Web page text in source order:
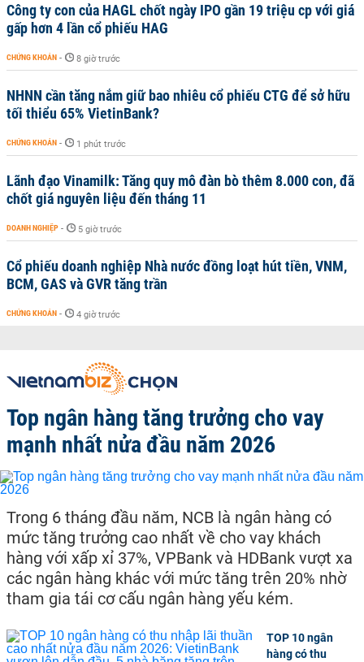
Công ty con của HAGL chốt ngày IPO gần 19 triệu cp với giá
gấp hơn 4 lần cổ phiếu HAG
CHỨNG KHOÁN - 8 giờ trước
NHNN cần tăng nắm giữ bao nhiêu cổ phiếu CTG để sở hữu
tối thiểu 65% VietinBank?
CHỨNG KHOÁN - 1 phút trước
Lãnh đạo Vinamilk: Tăng quy mô đàn bò thêm 8.000 con, đã
chốt giá nguyên liệu đến tháng 11
DOANH NGHIỆP - 5 giờ trước
Cổ phiếu doanh nghiệp Nhà nước đồng loạt hút tiền, VNM,
BCM, GAS và GVR tăng trần
CHỨNG KHOÁN - 4 giờ trước
Top ngân hàng tăng trưởng cho vay
mạnh nhất nửa đầu năm 2026
Trong 6 tháng đầu năm, NCB là ngân hàng có
mức tăng trưởng cao nhất về cho vay khách
hàng với xấp xỉ 37%, VPBank và HDBank vượt xa
các ngân hàng khác với mức tăng trên 20% nhờ
tham gia tái cơ cấu ngân hàng yếu kém.
TOP 10 ngân
hàng có thu